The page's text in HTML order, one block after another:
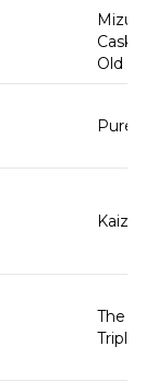
Cask 12
Old
Pure
Kaizen
The
Triple